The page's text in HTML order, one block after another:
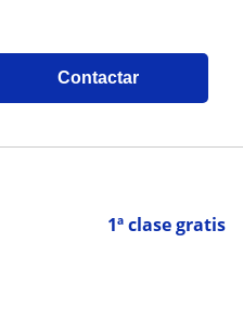
Contactar
1ª clase gratis